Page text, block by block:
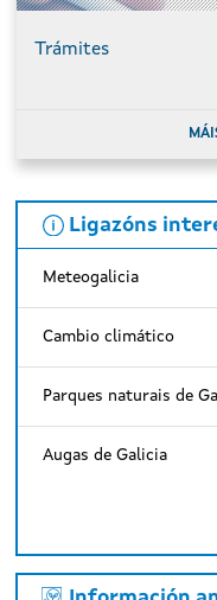
Trámites
Ligazóns
Meteogalicia
Cambio climático
Parques naturais de
Augas de Galicia